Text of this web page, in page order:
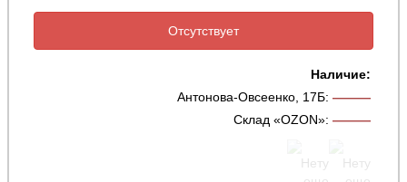
Отсутствует
Наличие:
Антонова-Овсеенко, 17Б: ———
Склад «OZON»: ———